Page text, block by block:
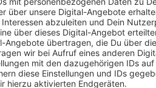
Veröffentlicht:
Anzeige